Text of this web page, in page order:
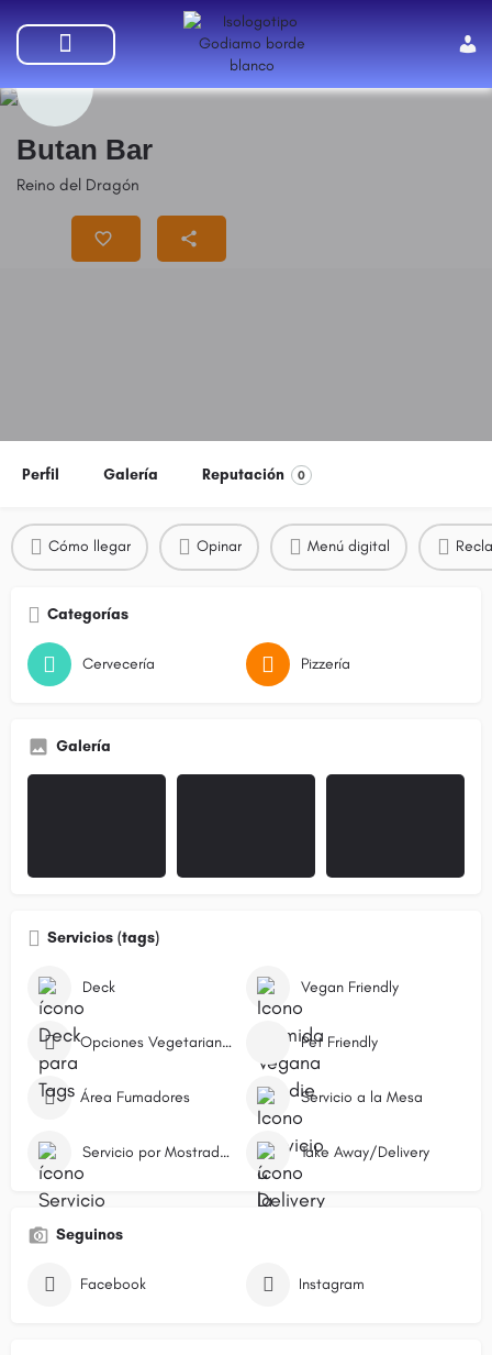
Butan Bar
Reino del Dragón
Perfil Galería Reputación 0
Cómo llegar Opinar Menú digital
Categorías
Cervecería Pizzería
Galería
Servicios (tags)
Deck Vegan Friendly
Opciones Vegetarianas Pet Friendly
Área Fumadores Servicio a la Mesa
Servicio por Mostrador/Caja Take Away/Delivery
Seguinos
Facebook Instagram